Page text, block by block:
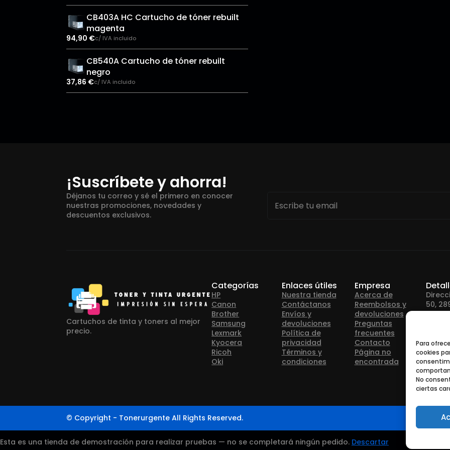
Para
cookies
No
ciertas
CB403A HC Cartucho de tóner rebuilt
magenta
94,90 €c/ IVA incluido
CB540A Cartucho de tóner rebuilt
negro
37,86 €c/ IVA incluido
¡Suscríbete y ahorra!
Déjanos tu correo y sé el primero en conocer
nuestras promociones, novedades y
descuentos exclusivos.
Cartuchos de tinta y toners al mejor
precio.
Categorías
HP
Canon
Brother
Samsung
Lexmark
Kyocera
Ricoh
Oki
Enlaces útiles
Nuestra tienda
Contáctanos
Envíos y
devoluciones
Política de
privacidad
Términos y
condiciones
Empresa
Acerca de
Reembolsos y
devoluciones
Preguntas
frecuentes
Contacto
Página no
encontrada
50,
© Copyright - Tonerurgente All Rights Reserved.
Esta es una tienda de demostración para realizar pruebas — no se completará ningún pedido. Descartar